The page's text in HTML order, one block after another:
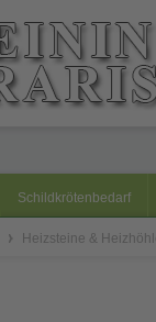
Schildkrötenbedarf
Heizsteine &